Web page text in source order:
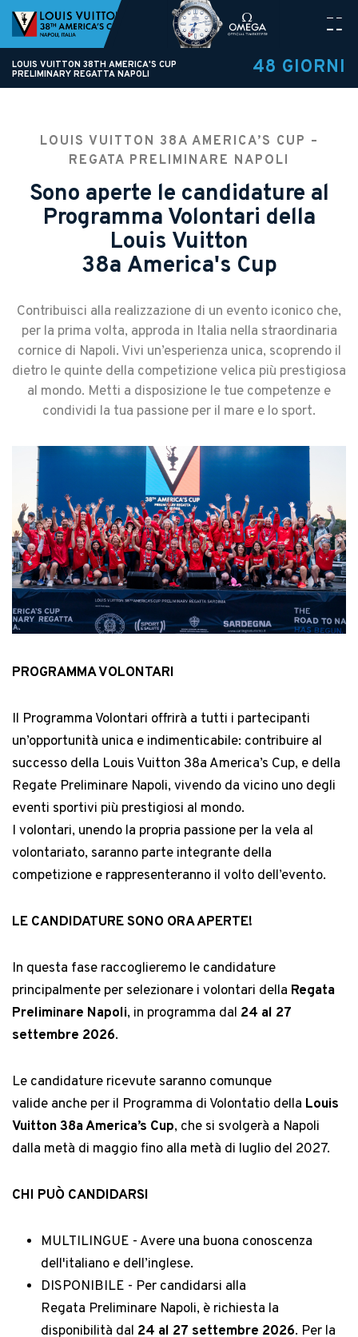
LOUIS VUITTON 38TH AMERICA'S CUP
PRELIMINARY REGATTA NAPOLI
48 GIORNI
LOUIS VUITTON 38A AMERICA’S CUP –
REGATA PRELIMINARE NAPOLI
Sono aperte le candidature al
Programma Volontari della
Louis Vuitton
38a America's Cup
Contribuisci alla realizzazione di un evento iconico che,
per la prima volta, approda in Italia nella straordinaria
cornice di Napoli. Vivi un’esperienza unica, scoprendo il
dietro le quinte della competizione velica più prestigiosa
al mondo. Metti a disposizione le tue competenze e
condividi la tua passione per il mare e lo sport.
PROGRAMMA VOLONTARI
Il Programma Volontari offrirà a tutti i partecipanti
un’opportunità unica e indimenticabile: contribuire al
successo della Louis Vuitton 38a America’s Cup, e della
Regate Preliminare Napoli, vivendo da vicino uno degli
eventi sportivi più prestigiosi al mondo.
I volontari, unendo la propria passione per la vela al
volontariato, saranno parte integrante della
competizione e rappresenteranno il volto dell’evento.
LE CANDIDATURE SONO ORA APERTE!
In questa fase raccoglieremo le candidature
principalmente per selezionare i volontari della Regata
Preliminare Napoli, in programma dal 24 al 27
settembre 2026.
Le candidature ricevute saranno comunque
valide anche per il Programma di Volontatio della Louis
Vuitton 38a America’s Cup, che si svolgerà a Napoli
dalla metà di maggio fino alla metà di luglio del 2027.
CHI PUÒ CANDIDARSI
MULTILINGUE - Avere una buona conoscenza
dell'italiano e dell’inglese.
DISPONIBILE - Per candidarsi alla
Regata Preliminare Napoli, è richiesta la
disponibilità dal 24 al 27 settembre 2026. Per la